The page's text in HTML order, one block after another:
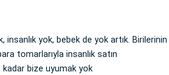
yok, bebek de yok artık. Birilerinin
tomarlarıyla insanlık satın
kadar bize uyumak yok